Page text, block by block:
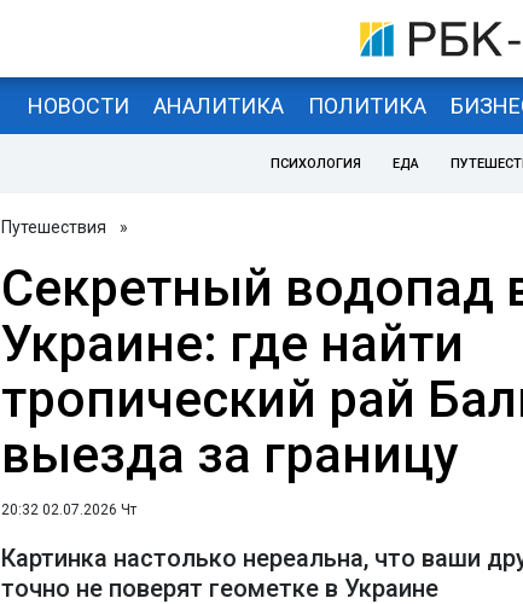
НОВОСТИ АНАЛИТИКА ПОЛИТИКА
ПСИХОЛОГИЯ ЕДА
Путешествия »
Секретный водопад
Украине: где найти
тропический рай
выезда за границу
20:32 02.07.2026 Чт
Картинка настолько нереальна, что ваши
точно не поверят геометке в Украине